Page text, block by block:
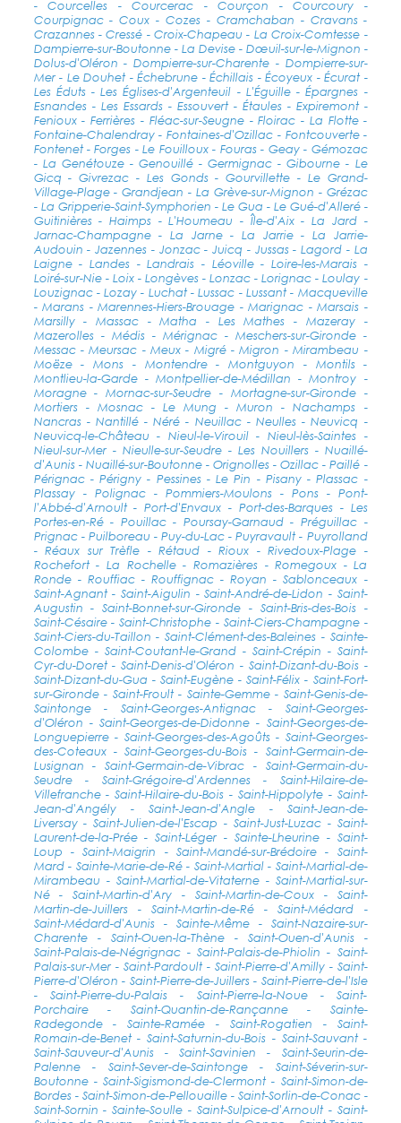
- Courcelles - Courcerac - Courçon - Courcoury -
Courpignac - Coux - Cozes - Cramchaban - Cravans -
Crazannes - Cressé - Croix-Chapeau - La Croix-Comtesse -
Dampierre-sur-Boutonne - La Devise - Dœuil-sur-le-Mignon -
Dolus-d'Oléron - Dompierre-sur-Charente - Dompierre-sur-
Mer - Le Douhet - Échebrune - Échillais - Écoyeux - Écurat -
Les Éduts - Les Églises-d'Argenteuil - L'Éguille - Épargnes -
Esnandes - Les Essards - Essouvert - Étaules - Expiremont -
Fenioux - Ferrières - Fléac-sur-Seugne - Floirac - La Flotte -
Fontaine-Chalendray - Fontaines-d'Ozillac - Fontcouverte -
Fontenet - Forges - Le Fouilloux - Fouras - Geay - Gémozac
- La Genétouze - Genouillé - Germignac - Gibourne - Le
Gicq - Givrezac - Les Gonds - Gourvillette - Le Grand-
Village-Plage - Grandjean - La Grève-sur-Mignon - Grézac
- La Gripperie-Saint-Symphorien - Le Gua - Le Gué-d'Alleré -
Guitinières - Haimps - L'Houmeau - Île-d'Aix - La Jard -
Jarnac-Champagne - La Jarne - La Jarrie - La Jarrie-
Audouin - Jazennes - Jonzac - Juicq - Jussas - Lagord - La
Laigne - Landes - Landrais - Léoville - Loire-les-Marais -
Loiré-sur-Nie - Loix - Longèves - Lonzac - Lorignac - Loulay -
Louzignac - Lozay - Luchat - Lussac - Lussant - Macqueville
- Marans - Marennes-Hiers-Brouage - Marignac - Marsais -
Marsilly - Massac - Matha - Les Mathes - Mazeray -
Mazerolles - Médis - Mérignac - Meschers-sur-Gironde -
Messac - Meursac - Meux - Migré - Migron - Mirambeau -
Moëze - Mons - Montendre - Montguyon - Montils -
Montlieu-la-Garde - Montpellier-de-Médillan - Montroy -
Moragne - Mornac-sur-Seudre - Mortagne-sur-Gironde -
Mortiers - Mosnac - Le Mung - Muron - Nachamps -
Nancras - Nantillé - Néré - Neuillac - Neulles - Neuvicq -
Neuvicq-le-Château - Nieul-le-Virouil - Nieul-lès-Saintes -
Nieul-sur-Mer - Nieulle-sur-Seudre - Les Nouillers - Nuaillé-
d'Aunis - Nuaillé-sur-Boutonne - Orignolles - Ozillac - Paillé -
Pérignac - Périgny - Pessines - Le Pin - Pisany - Plassac -
Plassay - Polignac - Pommiers-Moulons - Pons - Pont-
l'Abbé-d'Arnoult - Port-d'Envaux - Port-des-Barques - Les
Portes-en-Ré - Pouillac - Poursay-Garnaud - Préguillac -
Prignac - Puilboreau - Puy-du-Lac - Puyravault - Puyrolland
- Réaux sur Trèfle - Rétaud - Rioux - Rivedoux-Plage -
Rochefort - La Rochelle - Romazières - Romegoux - La
Ronde - Rouffiac - Rouffignac - Royan - Sablonceaux -
Saint-Agnant - Saint-Aigulin - Saint-André-de-Lidon - Saint-
Augustin - Saint-Bonnet-sur-Gironde - Saint-Bris-des-Bois -
Saint-Césaire - Saint-Christophe - Saint-Ciers-Champagne -
Saint-Ciers-du-Taillon - Saint-Clément-des-Baleines - Sainte-
Colombe - Saint-Coutant-le-Grand - Saint-Crépin - Saint-
Cyr-du-Doret - Saint-Denis-d'Oléron - Saint-Dizant-du-Bois -
Saint-Dizant-du-Gua - Saint-Eugène - Saint-Félix - Saint-Fort-
sur-Gironde - Saint-Froult - Sainte-Gemme - Saint-Genis-de-
Saintonge - Saint-Georges-Antignac - Saint-Georges-
d'Oléron - Saint-Georges-de-Didonne - Saint-Georges-de-
Longuepierre - Saint-Georges-des-Agoûts - Saint-Georges-
des-Coteaux - Saint-Georges-du-Bois - Saint-Germain-de-
Lusignan - Saint-Germain-de-Vibrac - Saint-Germain-du-
Seudre - Saint-Grégoire-d'Ardennes - Saint-Hilaire-de-
Villefranche - Saint-Hilaire-du-Bois - Saint-Hippolyte - Saint-
Jean-d'Angély - Saint-Jean-d'Angle - Saint-Jean-de-
Liversay - Saint-Julien-de-l'Escap - Saint-Just-Luzac - Saint-
Laurent-de-la-Prée - Saint-Léger - Sainte-Lheurine - Saint-
Loup - Saint-Maigrin - Saint-Mandé-sur-Brédoire - Saint-
Mard - Sainte-Marie-de-Ré - Saint-Martial - Saint-Martial-de-
Mirambeau - Saint-Martial-de-Vitaterne - Saint-Martial-sur-
Né - Saint-Martin-d'Ary - Saint-Martin-de-Coux - Saint-
Martin-de-Juillers - Saint-Martin-de-Ré - Saint-Médard -
Saint-Médard-d'Aunis - Sainte-Même - Saint-Nazaire-sur-
Charente - Saint-Ouen-la-Thène - Saint-Ouen-d'Aunis -
Saint-Palais-de-Négrignac - Saint-Palais-de-Phiolin - Saint-
Palais-sur-Mer - Saint-Pardoult - Saint-Pierre-d'Amilly - Saint-
Pierre-d'Oléron - Saint-Pierre-de-Juillers - Saint-Pierre-de-l'Isle
- Saint-Pierre-du-Palais - Saint-Pierre-la-Noue - Saint-
Porchaire - Saint-Quantin-de-Rançanne - Sainte-
Radegonde - Sainte-Ramée - Saint-Rogatien - Saint-
Romain-de-Benet - Saint-Saturnin-du-Bois - Saint-Sauvant -
Saint-Sauveur-d'Aunis - Saint-Savinien - Saint-Seurin-de-
Palenne - Saint-Sever-de-Saintonge - Saint-Séverin-sur-
Boutonne - Saint-Sigismond-de-Clermont - Saint-Simon-de-
Bordes - Saint-Simon-de-Pellouaille - Saint-Sorlin-de-Conac -
Saint-Sornin - Sainte-Soulle - Saint-Sulpice-d'Arnoult - Saint-